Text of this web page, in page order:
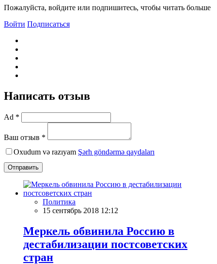
Пожалуйста, войдите или подпишитесь, чтобы читать больше
Войти Подписаться
Написать отзыв
Ad *
Ваш отзыв *
Oxudum və razıyam Şərh göndərmə qaydaları
Отправить
Политика
15 сентябрь 2018 12:12
Меркель обвинила Россию в
дестабилизации постсоветских
стран